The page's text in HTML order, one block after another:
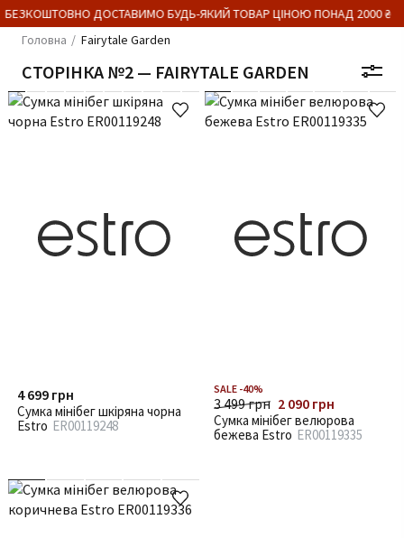
ДОСТАВИМО БУДЬ-ЯКИЙ ТОВАР ЦІНОЮ ПОНАД 2000 ₴
Головна
Fairytale Garden
СТОРІНКА №2 — FAIRYTALE GARDEN
4 699 грн
Сумка мінібег шкіряна чорна
Estro ER00119248
SALE -40%
3 499 грн 2 090 грн
Сумка мінібег велюрова
бежева Estro ER00119335